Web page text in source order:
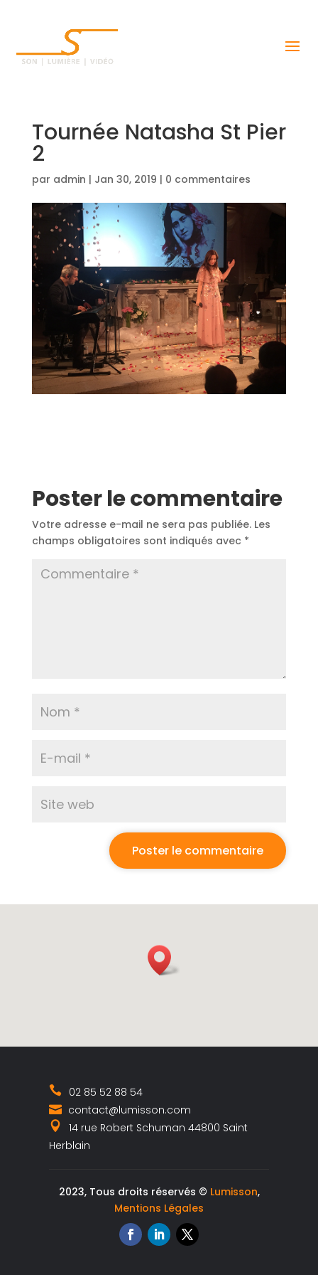
Tournée Natasha St Pier
2
par admin | Jan 30, 2019 | 0 commentaires
Poster le commentaire
Votre adresse e-mail ne sera pas publiée. Les
champs obligatoires sont indiqués avec *
02 85 52 88 54
contact@lumisson.com
14 rue Robert Schuman 44800 Saint
Herblain
2023, Tous droits réservés © Lumisson,
Mentions Légales